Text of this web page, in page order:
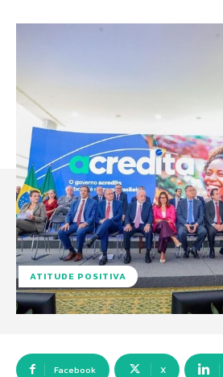
ATITUDE POSITIVA
Facebook X